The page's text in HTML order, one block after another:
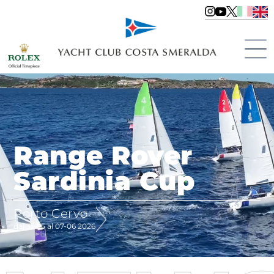
Range Rover
Sardinia Cup
Porto Cervo
dal 31-05 al 07-06 2026